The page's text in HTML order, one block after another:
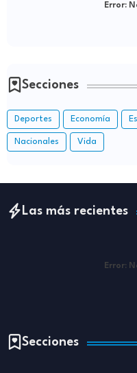
Error:
Secciones
Deportes Economía
Nacionales Vida
Las más recientes
Error:
Secciones